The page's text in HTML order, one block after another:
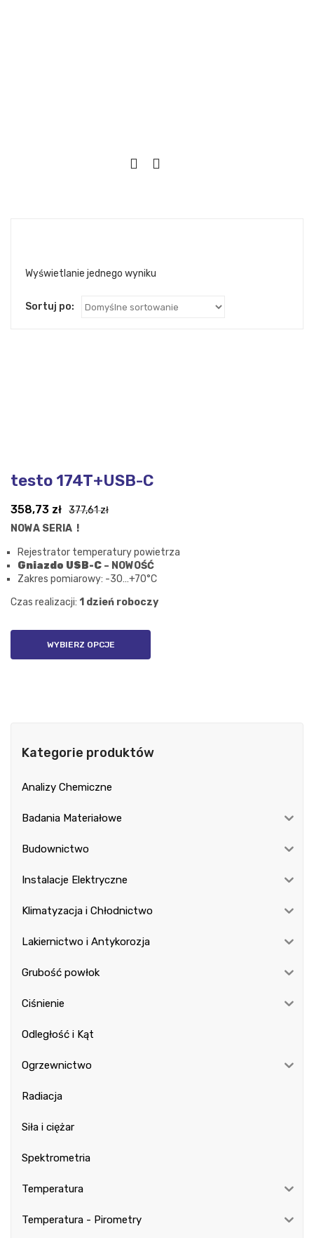
Wyświetlanie jednego wyniku
Sortuj po:
testo 174T+USB-C
377,61zł
377,61 zł.
358,73 zł
358,73 zł.
NOWA SERIA !
Rejestrator temperatury powietrza
Gniazdo USB-C – NOWOŚĆ
Zakres pomiarowy: -30…+70°C
Czas realizacji: 1 dzień roboczy
WYBIERZ OPCJE
Kategorie produktów
Analizy Chemiczne
Badania Materiałowe
Budownictwo
Instalacje Elektryczne
Klimatyzacja i Chłodnictwo
Lakiernictwo i Antykorozja
Grubość powłok
Ciśnienie
Odległość i Kąt
Ogrzewnictwo
Radiacja
Siła i ciężar
Spektrometria
Temperatura
Temperatura - Pirometry